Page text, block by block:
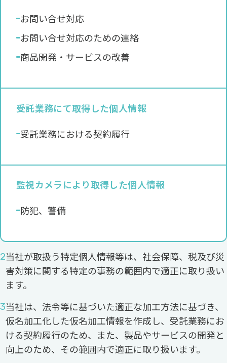
お問い合せ対応
お問い合せ対応のための連絡
商品開発・サービスの改善
受託業務にて取得した個人情報
受託業務における契約履行
監視カメラにより取得した個人情報
防犯、警備
当社が取扱う特定個人情報等は、社会保障、税及び災
害対策に関する特定の事務の範囲内で適正に取り扱い
ます。
当社は、法令等に基づいた適正な加工方法に基づき、
仮名加工化した仮名加工情報を作成し、受託業務にお
ける契約履行のため、また、製品やサービスの開発と
向上のため、その範囲内で適正に取り扱います。